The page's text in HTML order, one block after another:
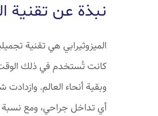
نبذة عن تقنية
كانت تُستخدم في ذلك الوقت
وبقية أنحاء العالم.
أي تداخل جراحي، ومع